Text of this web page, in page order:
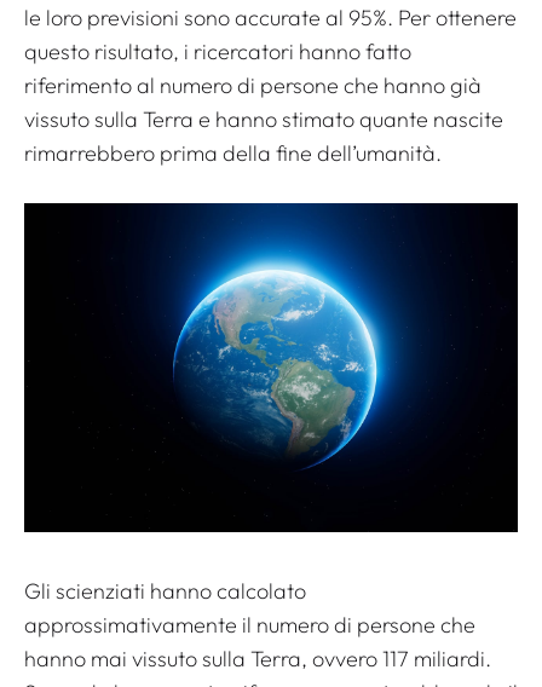
le loro previsioni sono accurate al 95%. Per ottenere
questo risultato, i ricercatori hanno fatto
riferimento al numero di persone che hanno già
vissuto sulla Terra e hanno stimato quante nascite
rimarrebbero prima della fine dell’umanità.
Gli scienziati hanno calcolato
approssimativamente il numero di persone che
hanno mai vissuto sulla Terra, ovvero 117 miliardi.